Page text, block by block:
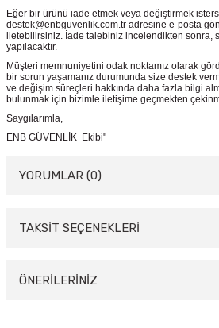
Eğer bir ürünü iade etmek veya değiştirmek
destek@enbguvenlik.com.tr adresine e-posta
iletebilirsiniz. İade talebiniz incelendikten sonra,
yapılacaktır.
Müşteri memnuniyetini odak noktamız olarak
bir sorun yaşamanız durumunda size destek
ve değişim süreçleri hakkında daha fazla bilgi
bulunmak için bizimle iletişime geçmekten
Saygılarımla,
ENB GÜVENLİK Ekibi"
YORUMLAR (0)
Bu ürüne ilk yorumu siz
TAKSİT SEÇENEKLERİ
ÖNERİLERİNİZ